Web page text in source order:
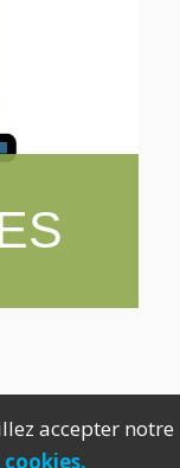
accepter notre